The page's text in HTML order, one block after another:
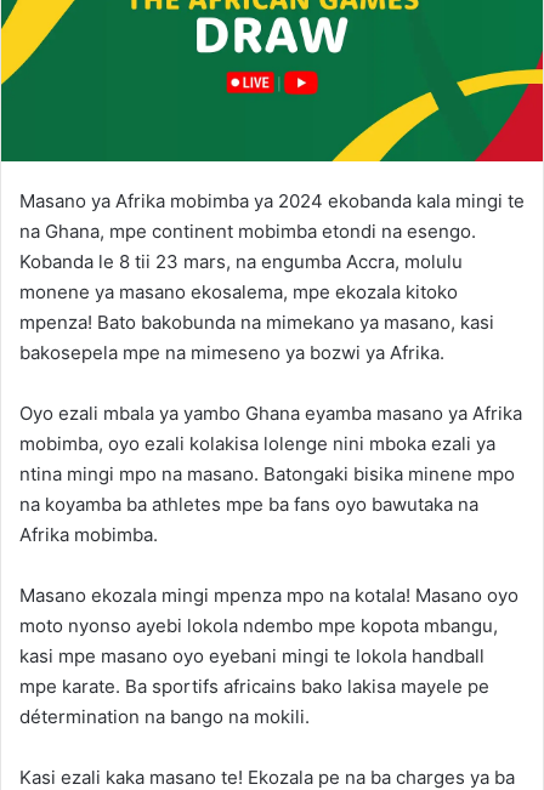
Masano ya Afrika mobimba ya 2024 ekobanda kala mingi te
na Ghana, mpe continent mobimba etondi na esengo.
Kobanda le 8 tii 23 mars, na engumba Accra, molulu
monene ya masano ekosalema, mpe ekozala kitoko
mpenza! Bato bakobunda na mimekano ya masano, kasi
bakosepela mpe na mimeseno ya bozwi ya Afrika.
Oyo ezali mbala ya yambo Ghana eyamba masano ya Afrika
mobimba, oyo ezali kolakisa lolenge nini mboka ezali ya
ntina mingi mpo na masano. Batongaki bisika minene mpo
na koyamba ba athletes mpe ba fans oyo bawutaka na
Afrika mobimba.
Masano ekozala mingi mpenza mpo na kotala! Masano oyo
moto nyonso ayebi lokola ndembo mpe kopota mbangu,
kasi mpe masano oyo eyebani mingi te lokola handball
mpe karate. Ba sportifs africains bako lakisa mayele pe
détermination na bango na mokili.
Kasi ezali kaka masano te! Ekozala pe na ba charges ya ba